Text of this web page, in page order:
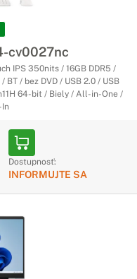
cv0027nc
IPS 350nits / 16GB DDR5 /
BT / bez DVD / USB 2.0 / USB
64-bit / Biely / All-in-One /
Dostupnosť:
INFORMUJTE SA